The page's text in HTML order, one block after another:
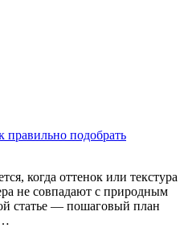
правильно подобрать
когда оттенок или текстура
не совпадают с природным
статье — пошаговый план